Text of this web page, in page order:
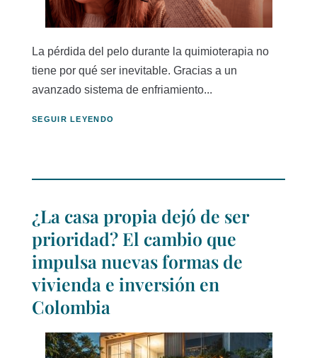
La pérdida del pelo durante la quimioterapia no
tiene por qué ser inevitable. Gracias a un
avanzado sistema de enfriamiento...
SEGUIR LEYENDO
¿La casa propia dejó de ser
prioridad? El cambio que
impulsa nuevas formas de
vivienda e inversión en
Colombia